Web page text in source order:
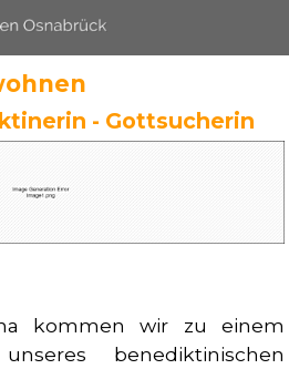
- Gottsucherin
kommen wir zu einem
benediktinischen